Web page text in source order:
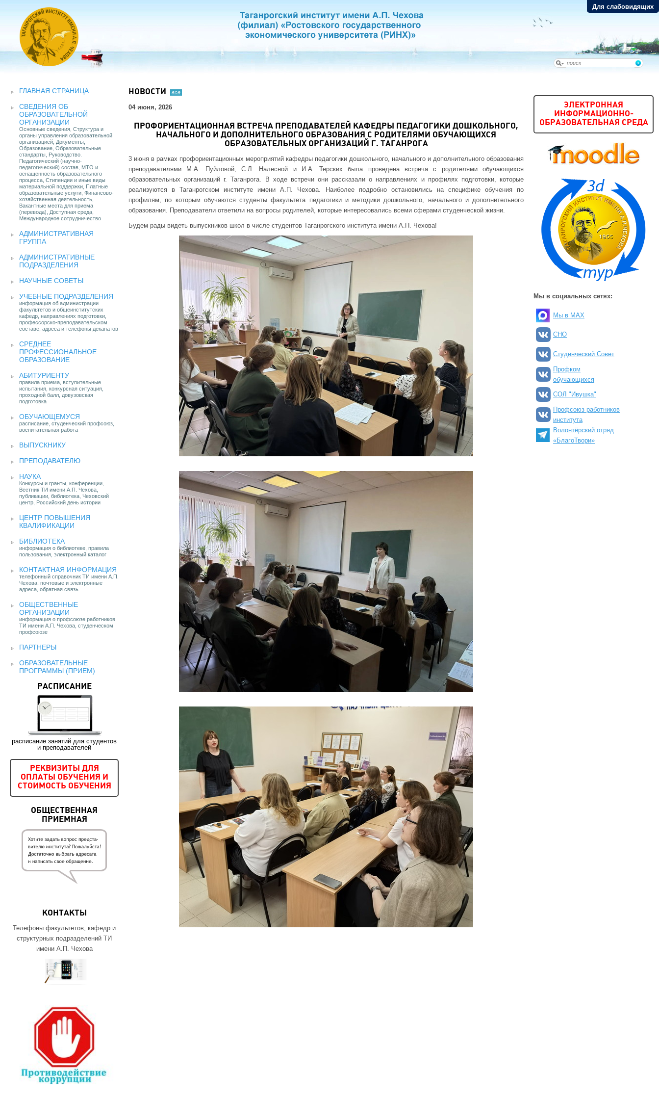
Для слабовидящих
ГЛАВНАЯ СТРАНИЦА
СВЕДЕНИЯ ОБ
ОБРАЗОВАТЕЛЬНОЙ
ОРГАНИЗАЦИИ
Основные сведения, Структура и
органы управления образовательной
организацией, Документы,
Образование, Образовательные
стандарты, Руководство.
Педагогический (научно-
педагогический) состав, МТО и
оснащенность образовательного
процесса, Стипендии и иные виды
материальной поддержки, Платные
образовательные услуги, Финансово-
хозяйственная деятельность,
Вакантные места для приема
(перевода), Доступная среда,
Международное сотрудничество
АДМИНИСТРАТИВНАЯ
ГРУППА
АДМИНИСТРАТИВНЫЕ
ПОДРАЗДЕЛЕНИЯ
НАУЧНЫЕ СОВЕТЫ
УЧЕБНЫЕ ПОДРАЗДЕЛЕНИЯ
информация об администрации
факультетов и общеинститутских
кафедр, направлениях подготовки,
профессорско-преподавательском
составе, адреса и телефоны деканатов
СРЕДНЕЕ
ПРОФЕССИОНАЛЬНОЕ
ОБРАЗОВАНИЕ
АБИТУРИЕНТУ
правила приема, вступительные
испытания, конкурсная ситуация,
проходной балл, довузовская
подготовка
ОБУЧАЮЩЕМУСЯ
расписание, студенческий профсоюз,
воспитательная работа
ВЫПУСКНИКУ
ПРЕПОДАВАТЕЛЮ
НАУКА
Конкурсы и гранты, конференции,
Вестник ТИ имени А.П. Чехова,
публикации, библиотека, Чеховский
центр, Российский день истории
ЦЕНТР ПОВЫШЕНИЯ
КВАЛИФИКАЦИИ
БИБЛИОТЕКА
информация о библиотеке, правила
пользования, электронный каталог
КОНТАКТНАЯ ИНФОРМАЦИЯ
телефонный справочник ТИ имени А.П.
Чехова, почтовые и электронные
адреса, обратная связь
ОБЩЕСТВЕННЫЕ
ОРГАНИЗАЦИИ
информация о профсоюзе работников
ТИ имени А.П. Чехова, студенческом
профсоюзе
ПАРТНЕРЫ
ОБРАЗОВАТЕЛЬНЫЕ
ПРОГРАММЫ (ПРИЕМ)
РАСПИСАНИЕ
расписание занятий для студентов
и преподавателей
РЕКВИЗИТЫ ДЛЯ
ОПЛАТЫ ОБУЧЕНИЯ И
СТОИМОСТЬ ОБУЧЕНИЯ
ОБЩЕСТВЕННАЯ
ПРИЕМНАЯ
КОНТАКТЫ
Телефоны факультетов, кафедр и
структурных подразделений ТИ
имени А.П. Чехова
НОВОСТИ все
04 июня, 2026
ПРОФОРИЕНТАЦИОННАЯ ВСТРЕЧА ПРЕПОДАВАТЕЛЕЙ КАФЕДРЫ ПЕДАГОГИКИ ДОШКОЛЬНОГО,
НАЧАЛЬНОГО И ДОПОЛНИТЕЛЬНОГО ОБРАЗОВАНИЯ С РОДИТЕЛЯМИ ОБУЧАЮЩИХСЯ
ОБРАЗОВАТЕЛЬНЫХ ОРГАНИЗАЦИЙ Г. ТАГАНРОГА
3 июня в рамках профориентационных мероприятий кафедры педагогики дошкольного, начального и дополнительного образования
преподавателями М.А. Пуйловой, С.Л. Налесной и И.А. Терских была проведена встреча с родителями обучающихся
образовательных организаций г. Таганрога. В ходе встречи они рассказали о направлениях и профилях подготовки, которые
реализуются в Таганрогском институте имени А.П. Чехова. Наиболее подробно остановились на специфике обучения по
профилям, по которым обучаются студенты факультета педагогики и методики дошкольного, начального и дополнительного
образования. Преподаватели ответили на вопросы родителей, которые интересовались всеми сферами студенческой жизни.
Будем рады видеть выпускников школ в числе студентов Таганрогского института имени А.П. Чехова!
ЭЛЕКТРОННАЯ
ИНФОРМАЦИОННО-
ОБРАЗОВАТЕЛЬНАЯ СРЕДА
Мы в социальных сетях:
Мы в MAX
СНО
Студенческий Совет
Профком
обучающихся
СОЛ "Ивушка"
Профсоюз работников
института
Волонтёрский отряд
«БлагоТвори»